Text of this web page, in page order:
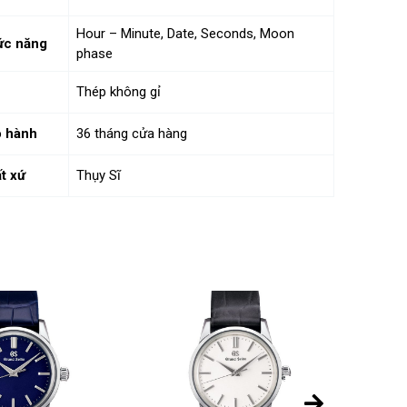
năng
Hour – Minute, Date, Seconds, Moon
phase
Thép không gỉ
hành 36 tháng cửa hàng
xứ Thụy Sĩ